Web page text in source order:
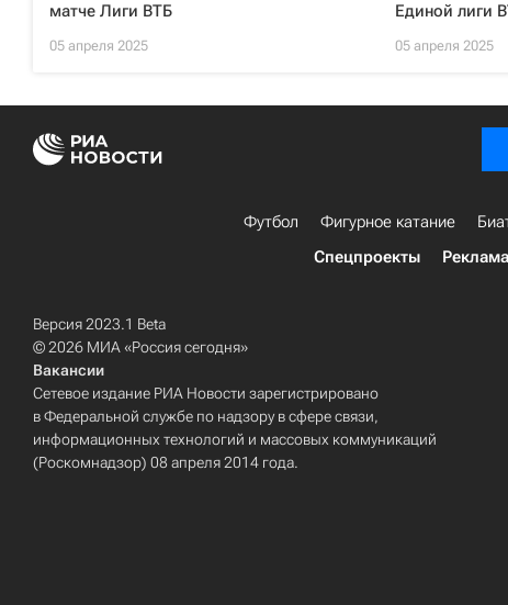
матче Лиги ВТБ
05 апреля 2025
Единой лиги
05 апреля 2025
Футбол Фигурное катание
Спецпроекты
Реклама
Версия 2023.1 Beta
© 2026 МИА «Россия сегодня»
Вакансии
Сетевое издание РИА Новости зарегистрировано
в Федеральной службе по надзору в сфере связи,
информационных технологий и массовых коммуникаций
(Роскомнадзор) 08 апреля 2014 года.